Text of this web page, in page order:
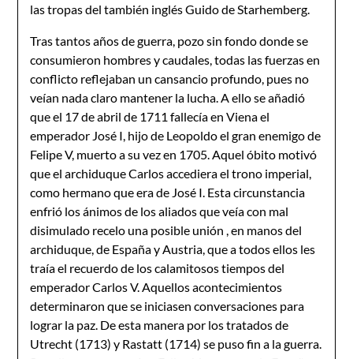
las tropas del también inglés Guido de Starhemberg.
Tras tantos años de guerra, pozo sin fondo donde se
consumieron hombres y caudales, todas las fuerzas en
conflicto reflejaban un cansancio profundo, pues no
veían nada claro mantener la lucha. A ello se añadió
que el 17 de abril de 1711 fallecía en Viena el
emperador José I, hijo de Leopoldo el gran enemigo de
Felipe V, muerto a su vez en 1705. Aquel óbito motivó
que el archiduque Carlos accediera el trono imperial,
como hermano que era de José I. Esta circunstancia
enfrió los ánimos de los aliados que veía con mal
disimulado recelo una posible unión , en manos del
archiduque, de España y Austria, que a todos ellos les
traía el recuerdo de los calamitosos tiempos del
emperador Carlos V. Aquellos acontecimientos
determinaron que se iniciasen conversaciones para
lograr la paz. De esta manera por los tratados de
Utrecht (1713) y Rastatt (1714) se puso fin a la guerra.